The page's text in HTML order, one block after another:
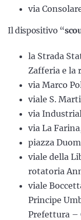
via
Il dispositivo “
la Strada
Zafferia e la
via Marco
viale S.
via
via La
piazza
viale della
rotatoria
viale
Principe
Prefettura –